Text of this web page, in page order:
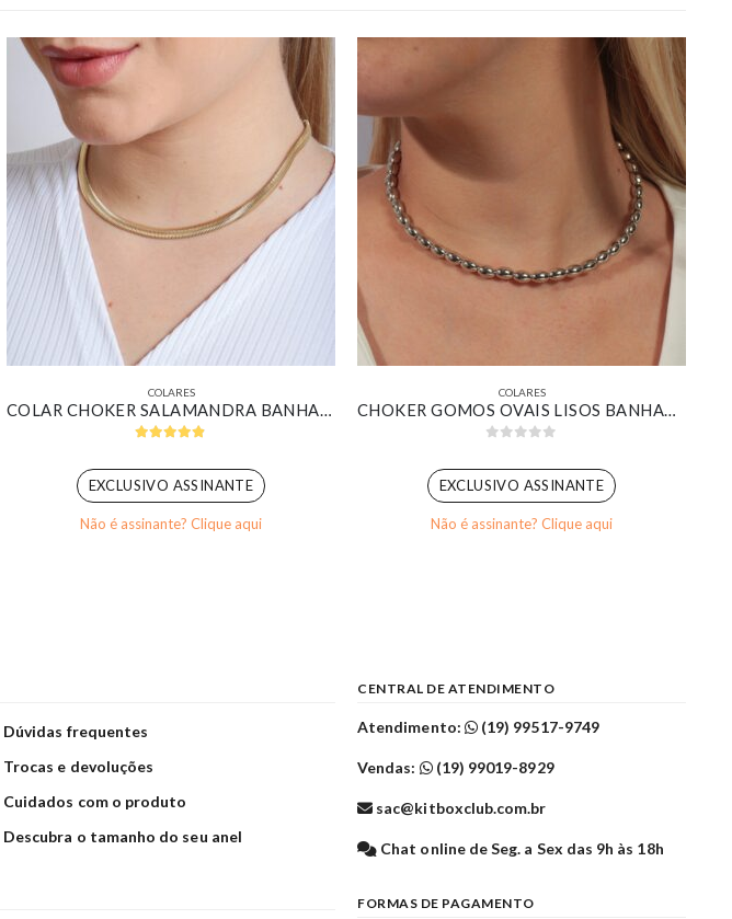
COLARES
COLAR CHOKER SALAMANDRA BANHADO EM OURO 18K
EXCLUSIVO ASSINANTE
Não é assinante? Clique aqui
COLARES
CHOKER GOMOS OVAIS LISOS BANHADO EM OURO BRANCO
EXCLUSIVO ASSINANTE
Não é assinante? Clique aqui
Dúvidas frequentes
Trocas e devoluções
Cuidados com o produto
Descubra o tamanho do seu anel
CENTRAL DE ATENDIMENTO
Atendimento: (19) 99517-9749
Vendas: (19) 99019-8929
sac@kitboxclub.com.br
Chat online de Seg. a Sex das 9h às 18h
FORMAS DE PAGAMENTO